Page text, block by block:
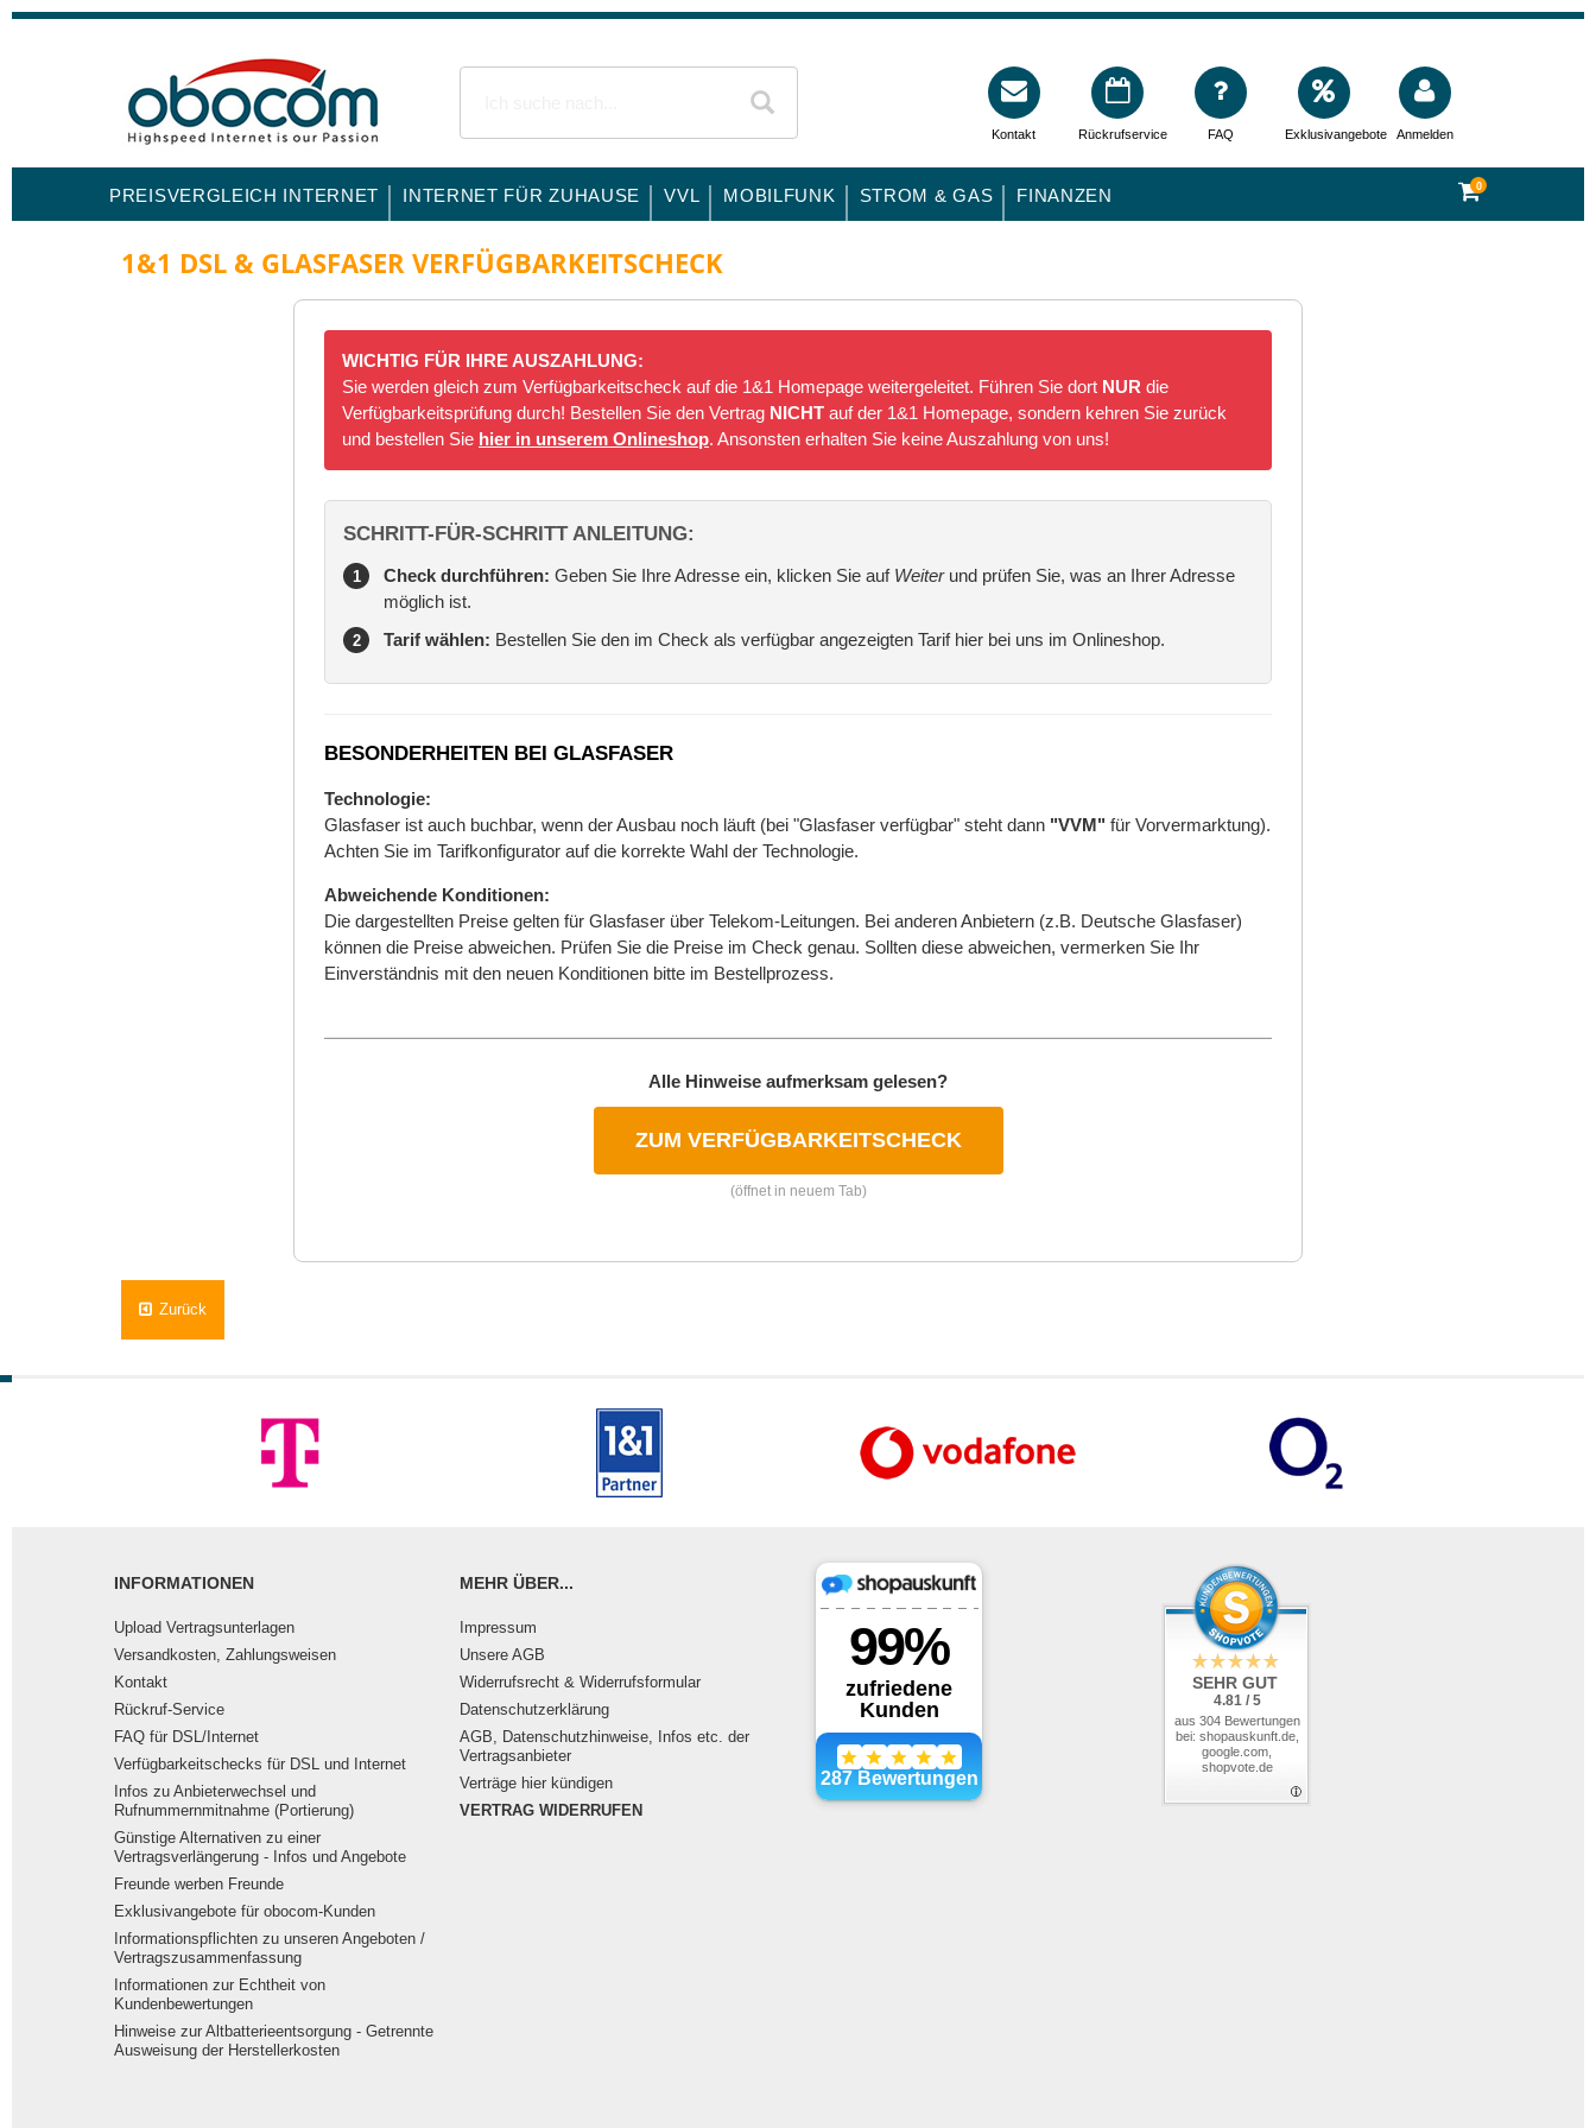
Anmelden
Exklusivangebote
FAQ
Rückrufservice
Kontakt
PREISVERGLEICH INTERNET INTERNET FÜR ZUHAUSE VVL MOBILFUNK STROM & GAS FINANZEN 0
1&1 DSL & GLASFASER VERFÜGBARKEITSCHECK
WICHTIG FÜR IHRE AUSZAHLUNG:
Sie werden gleich zum Verfügbarkeitscheck auf die 1&1 Homepage weitergeleitet. Führen Sie dort NUR die
Verfügbarkeitsprüfung durch! Bestellen Sie den Vertrag NICHT auf der 1&1 Homepage, sondern kehren Sie zurück
und bestellen Sie hier in unserem Onlineshop. Ansonsten erhalten Sie keine Auszahlung von uns!
SCHRITT-FÜR-SCHRITT ANLEITUNG:
1 Check durchführen: Geben Sie Ihre Adresse ein, klicken Sie auf Weiterund prüfen Sie, was an Ihrer Adresse
möglich ist.
2 Tarif wählen: Bestellen Sie den im Check als verfügbar angezeigten Tarif hier bei uns im Onlineshop.
BESONDERHEITEN BEI GLASFASER
Technologie:
Glasfaser ist auch buchbar, wenn der Ausbau noch läuft (bei "Glasfaser verfügbar" steht dann "VVM" für Vorvermarktung).
Achten Sie im Tarifkonfigurator auf die korrekte Wahl der Technologie.
Abweichende Konditionen:
Die dargestellten Preise gelten für Glasfaser über Telekom-Leitungen. Bei anderen Anbietern (z.B. Deutsche Glasfaser)
können die Preise abweichen. Prüfen Sie die Preise im Check genau. Sollten diese abweichen, vermerken Sie Ihr
Einverständnis mit den neuen Konditionen bitte im Bestellprozess.
Alle Hinweise aufmerksam gelesen?
ZUM VERFÜGBARKEITSCHECK
(öffnet in neuem Tab)
Zurück
INFORMATIONEN
Upload Vertragsunterlagen
Versandkosten, Zahlungsweisen
Kontakt
Rückruf-Service
FAQ für DSL/Internet
Verfügbarkeitschecks für DSL und Internet
Infos zu Anbieterwechsel und
Rufnummernmitnahme (Portierung)
Günstige Alternativen zu einer
Vertragsverlängerung - Infos und Angebote
Freunde werben Freunde
Exklusivangebote für obocom-Kunden
Informationspflichten zu unseren Angeboten /
Vertragszusammenfassung
Informationen zur Echtheit von
Kundenbewertungen
Hinweise zur Altbatterieentsorgung - Getrennte
Ausweisung der Herstellerkosten
MEHR ÜBER...
Impressum
Unsere AGB
Widerrufsrecht & Widerrufsformular
Datenschutzerklärung
AGB, Datenschutzhinweise, Infos etc. der
Vertragsanbieter
Verträge hier kündigen
VERTRAG WIDERRUFEN
SEHR GUT
4.81 / 5
aus 304 Bewertungen
bei: shopauskunft.de,
google.com,
shopvote.de